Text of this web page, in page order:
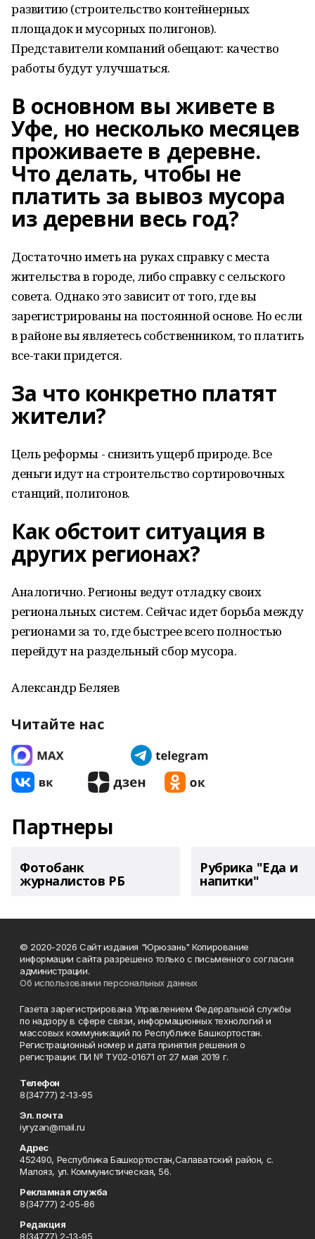
развитию (строительство контейнерных
площадок и мусорных полигонов).
Представители компаний обещают: качество
работы будут улучшаться.
В основном вы живете в
Уфе, но несколько месяцев
проживаете в деревне.
Что делать, чтобы не
платить за вывоз мусора
из деревни весь год?
Достаточно иметь на руках справку с места
жительства в городе, либо справку с сельского
совета. Однако это зависит от того, где вы
зарегистрированы на постоянной основе. Но если
в районе вы являетесь собственником, то платить
все-таки придется.
За что конкретно платят
жители?
Цель реформы - снизить ущерб природе. Все
деньги идут на строительство сортировочных
станций, полигонов.
Как обстоит ситуация в
других регионах?
Аналогично. Регионы ведут отладку своих
региональных систем. Сейчас идет борьба между
регионами за то, где быстрее всего полностью
перейдут на раздельный сбор мусора.
Александр Беляев
Читайте нас
Партнеры
Фотобанк
журналистов РБ
Рубрика "Еда и
напитки"
© 2020-2026 Сайт издания "Юрюзань" Копирование
информации сайта разрешено только с письменного согласия
администрации.
Об использовании персональных данных
Газета зарегистрирована Управлением Федеральной службы
по надзору в сфере связи, информационных технологий и
массовых коммуникаций по Республике Башкортостан.
Регистрационный номер и дата принятия решения о
регистрации: ПИ № ТУ02-01671 от 27 мая 2019 г.
Телефон
8(34777) 2-13-95
Эл. почта
iyryzan@mail.ru
Адрес
452490, Республика Башкортостан,Салаватский район, с.
Малояз, ул. Коммунистическая, 56.
Рекламная служба
8(34777) 2-05-86
Редакция
8(34777) 2-13-95